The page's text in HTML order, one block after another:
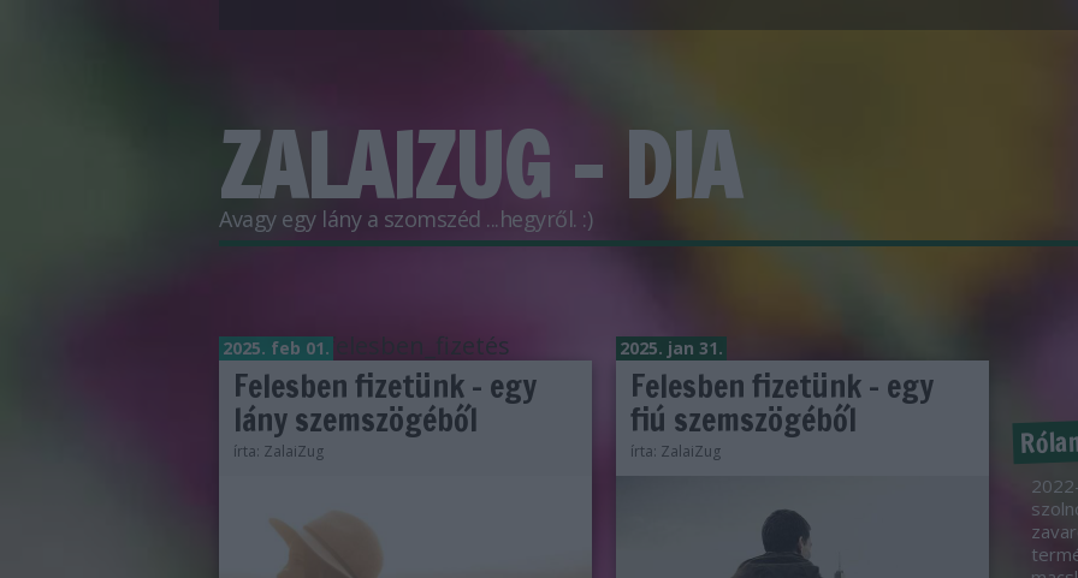
ZALAIZUG - DIA
Avagy egy lány a szomszéd ...hegyről. :)
Címkék»felesben_fizetés
2025. feb 01.
Felesben fizetünk - egy
lány szemszögéből
írta: ZalaiZug
2025. jan 31.
Felesben fizetünk - egy
fiú szemszögéből
írta: ZalaiZug